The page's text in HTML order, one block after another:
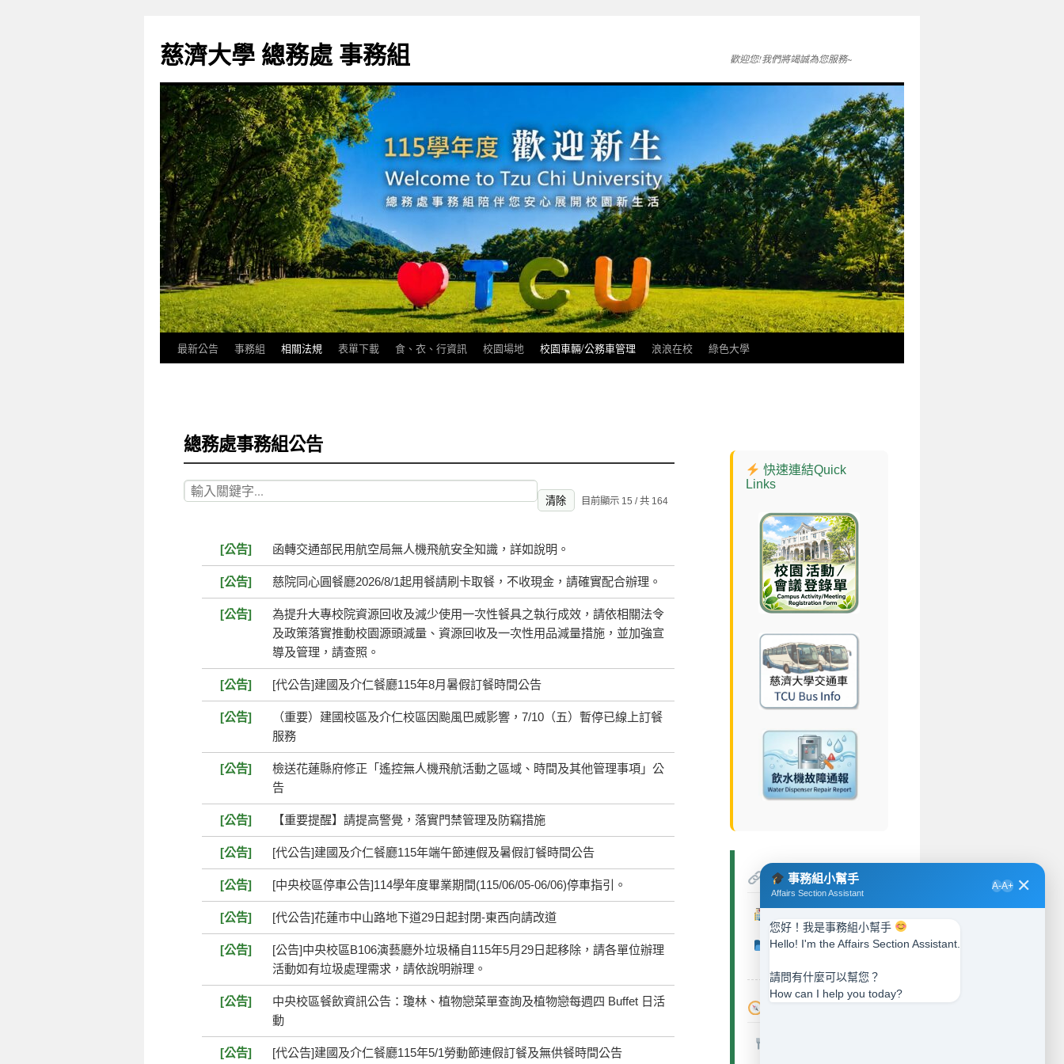
主
要
容
慈濟大學 總務處 事務組 歡迎您!我們將竭誠為您服務~
最新公告 事務組 相關法規 表單下載 食、衣、行資訊 校園場地 校園車輛/公務車管理 浪浪在校 綠色大學
總務處事務組公告
清除 目前顯示 15 / 共 164
[公告] 函轉交通部民用航空局無人機飛航安全知識，詳如說明。
[公告] 慈院同心圓餐廳2026/8/1起用餐請刷卡取餐，不收現金，請確實配合辦理。
[公告]
為提升大專校院資源回收及減少使用一次性餐具之執行成效，請依相關法令
及政策落實推動校園源頭減量、資源回收及一次性用品減量措施，並加強宣
導及管理，請查照。
[公告] [代公告]建國及介仁餐廳115年8月暑假訂餐時間公告
[公告]
（重要）建國校區及介仁校區因颱風巴威影響，7/10（五）暫停已線上訂餐
服務
[公告]
檢送花蓮縣府修正「遙控無人機飛航活動之區域、時間及其他管理事項」公
告
[公告] 【重要提醒】請提高警覺，落實門禁管理及防竊措施
[公告] [代公告]建國及介仁餐廳115年端午節連假及暑假訂餐時間公告
[公告] [中央校區停車公告]114學年度畢業期間(115/06/05-06/06)停車指引。
[公告] [代公告]花蓮市中山路地下道29日起封閉-東西向請改道
[公告]
[公告]中央校區B106演藝廳外垃圾桶自115年5月29日起移除，請各單位辦理
活動如有垃圾處理需求，請依說明辦理。
[公告]
中央校區餐飲資訊公告：瓊林、植物戀菜單查詢及植物戀每週四 Buffet 日活
動
[公告] [代公告]建國及介仁餐廳115年5/1勞動節連假訂餐及無供餐時間公告
快速連結Quick
Links
相關連結
總務處
事務組小幫手
Affairs Section Assistant
A-A+ ✕
您好！我是事務組小幫手
Hello! I'm the Affairs Section Assistant.
請問有什麼可以幫您？
How can I help you today?